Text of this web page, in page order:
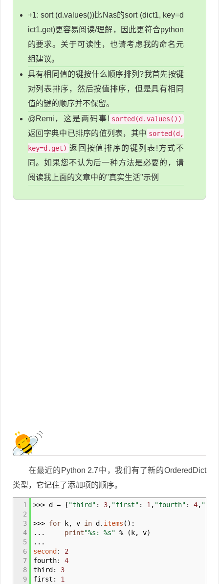
+1: sort (d.values())比Nas的sort (dict1, key=d
ict1.get)更容易阅读/理解，因此更符合python
的要求。关于可读性，也请考虑我的命名元
组建议。
具有相同值的键按什么顺序排列?我首先按键
对列表排序，然后按值排序，但是具有相同
值的键的顺序并不保留。
@Remi，这是两码事! sorted(d.values())
返回字典中已排序的值列表，其中 sorted(d,
key=d.get) 返回按值排序的键列表!方式不
同。如果您不认为后一种方法是必要的，请
阅读我上面的文章中的"真实生活"示例
在最近的Python 2.7中，我们有了新的OrderedDict
类型，它记住了添加项的顺序。
1
2
3
4
5
6
7
8
9
>>> d = {"third" : 3, "first" : 1 , "fourth" : 4,
>>> for k, v in d. items ( ) :
... print"%s: %s" % ( k, v)
...
second : 2
fourth: 4
third: 3
first: 1